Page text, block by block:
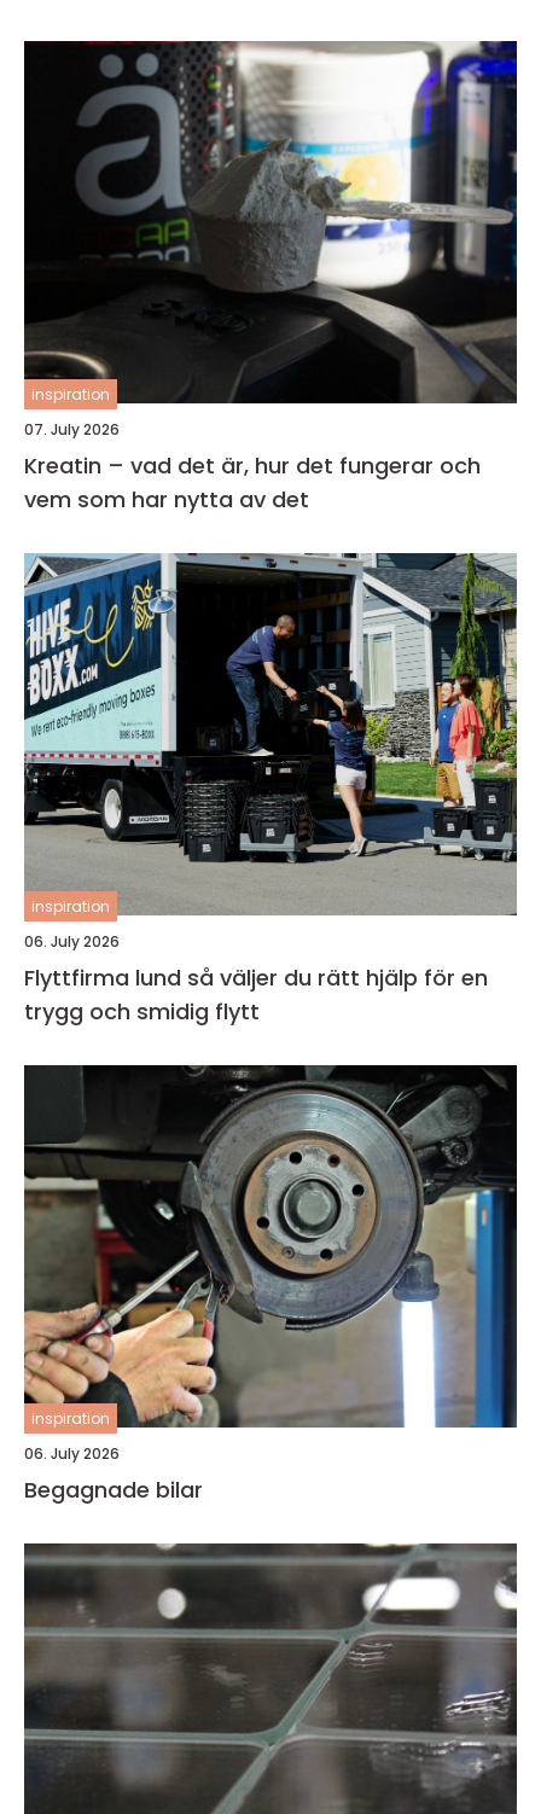
inspiration
07. July 2026
Kreatin – vad det är, hur det fungerar och
vem som har nytta av det
inspiration
06. July 2026
Flyttfirma lund så väljer du rätt hjälp för en
trygg och smidig flytt
inspiration
06. July 2026
Begagnade bilar